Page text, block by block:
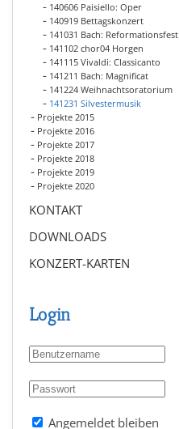
140606 Paisiello: Oper
140919 Bettagskonzert
141031 Bach: Reformationsfest
141102 chor04 Horgen
141115 Vivaldi: Classicanto
141211 Bach: Magnificat
141224 Weihnachtsoratorium
141231 Silvestermusik
Projekte 2015
Projekte 2016
Projekte 2017
Projekte 2018
Projekte 2019
Projekte 2020
KONTAKT
DOWNLOADS
KONZERT-KARTEN
Login
Angemeldet bleiben